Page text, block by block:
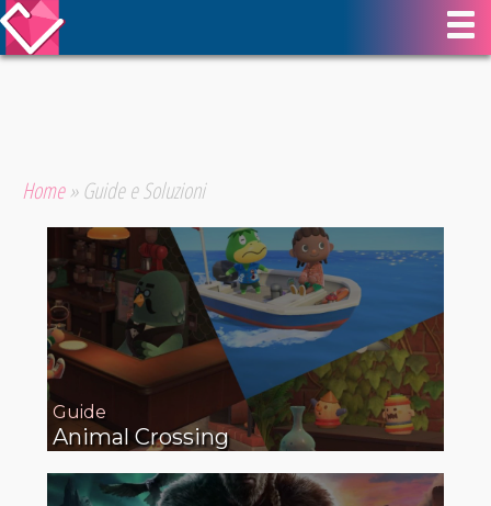
Home»Guide e Soluzioni
Guide
Animal Crossing